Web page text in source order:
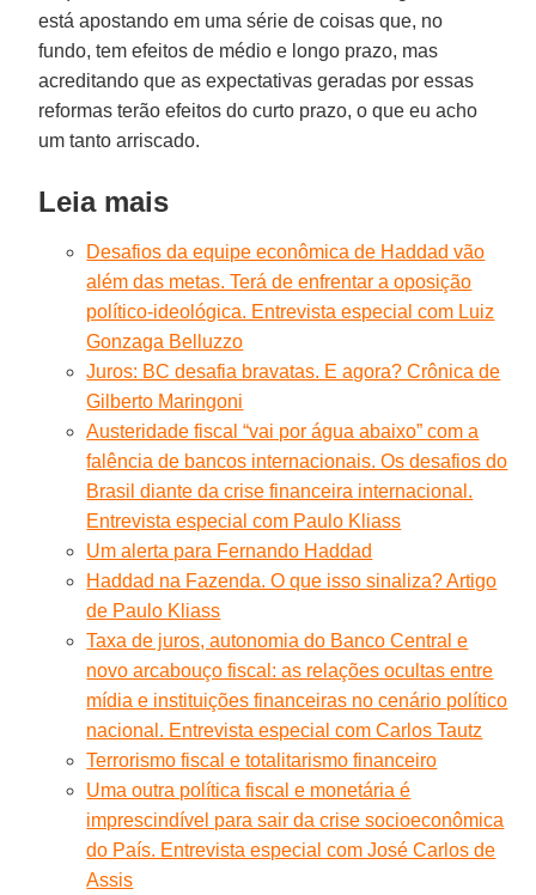
está apostando em uma série de coisas que, no
fundo, tem efeitos de médio e longo prazo, mas
acreditando que as expectativas geradas por essas
reformas terão efeitos do curto prazo, o que eu acho
um tanto arriscado.
Leia mais
Desafios da equipe econômica de Haddad vão
além das metas. Terá de enfrentar a oposição
político-ideológica. Entrevista especial com Luiz
Gonzaga Belluzzo
Juros: BC desafia bravatas. E agora? Crônica de
Gilberto Maringoni
Austeridade fiscal “vai por água abaixo” com a
falência de bancos internacionais. Os desafios do
Brasil diante da crise financeira internacional.
Entrevista especial com Paulo Kliass
Um alerta para Fernando Haddad
Haddad na Fazenda. O que isso sinaliza? Artigo
de Paulo Kliass
Taxa de juros, autonomia do Banco Central e
novo arcabouço fiscal: as relações ocultas entre
mídia e instituições financeiras no cenário político
nacional. Entrevista especial com Carlos Tautz
Terrorismo fiscal e totalitarismo financeiro
Uma outra política fiscal e monetária é
imprescindível para sair da crise socioeconômica
do País. Entrevista especial com José Carlos de
Assis